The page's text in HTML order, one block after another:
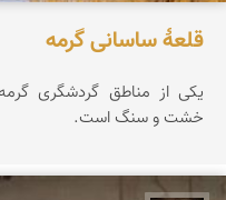
قلعۀ ساسانی گرمه
یکی از مناطق گردشگری
خشت و سنگ است.